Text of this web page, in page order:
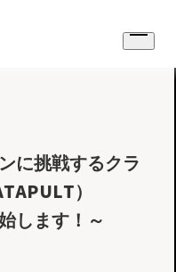
Open
に挑戦するクラ
）
します！～